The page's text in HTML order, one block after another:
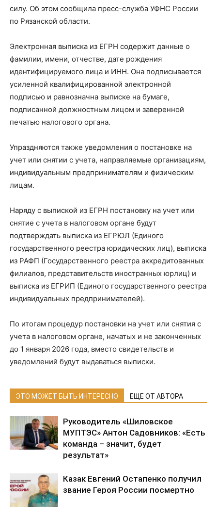
силу. Об этом сообщила пресс-служба УФНС России
по Рязанской области.
Электронная выписка из ЕГРН содержит данные о
фамилии, имени, отчестве, дате рождения
идентифицируемого лица и ИНН. Она подписывается
усиленной квалифицированной электронной
подписью и равнозначна выписке на бумаге,
подписанной должностным лицом и заверенной
печатью налогового органа.
Упраздняются также уведомления о постановке на
учет или снятии с учета, направляемые организациям,
индивидуальным предпринимателям и физическим
лицам.
Наряду с выпиской из ЕГРН постановку на учет или
снятие с учета в налоговом органе будут
подтверждать выписка из ЕГРЮЛ (Единого
государственного реестра юридических лиц), выписка
из РАФП (Государственного реестра аккредитованных
филиалов, представительств иностранных юрлиц) и
выписка из ЕГРИП (Единого государственного реестра
индивидуальных предпринимателей).
По итогам процедур постановки на учет или снятия с
учета в налоговом органе, начатых и не законченных
до 1 января 2026 года, вместо свидетельств и
уведомлений будут выдаваться выписки.
ЭТО МОЖЕТ БЫТЬ ИНТЕРЕСНО ЕЩЕ ОТ АВТОРА
Руководитель «Шиловское
МУПТЭС» Антон Садовников: «Есть
команда – значит, будет
результат»
Казак Евгений Остапенко получил
звание Героя России посмертно